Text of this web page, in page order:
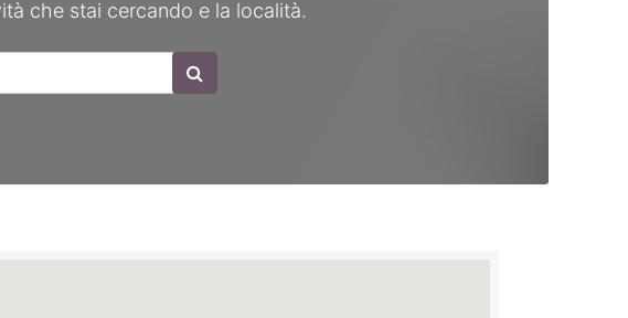
che stai cercando e la località.